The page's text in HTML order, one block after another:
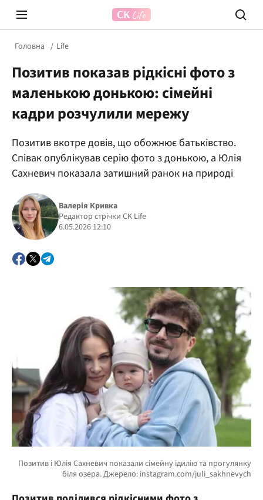
Prosecco Time
Головна Life
Позитив показав рідкісні фото з
маленькою донькою: сімейні
кадри розчулили мережу
Позитив вкотре довів, що обожнює батьківство.
Співак опублікував серію фото з донькою, а Юлія
Сахневич показала затишний ранок на природі
Валерія Кривка
Редактор стрічки CK Life
6.05.2026 12:10